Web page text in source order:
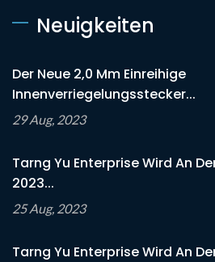
Neuigkeiten
Der Neue 2,0 Mm Einreihige
Innenverriegelungsstecker...
29 Aug, 2023
Tarng Yu Enterprise Wird An
2023...
25 Aug, 2023
Tarng Yu Enterprise Wird An